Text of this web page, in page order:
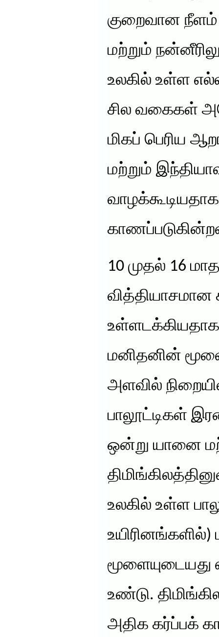
குறைவான நீளம்
மற்றும்
உலகில் உள்ள
சில வகைகள்
மிகப் பெரிய
மற்றும்
10 முதல் 16
மனிதனின்
அளவில்
பாலூட்டிகள்
ஒன்று யானை
உலகில் உள்ள
உயிரினங்களில்)
மூளையுடையது
உண்டு.
அதிக கர்ப்பக்